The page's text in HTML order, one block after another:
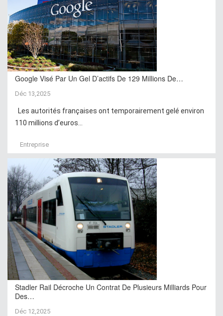
Google Visé Par Un Gel D’actifs De 129 Millions De…
Déc 13,2025
Les autorités françaises ont temporairement gelé environ
110 millions d’euros...
Entreprise
Stadler Rail Décroche Un Contrat De Plusieurs Milliards Pour
Des…
Déc 12,2025